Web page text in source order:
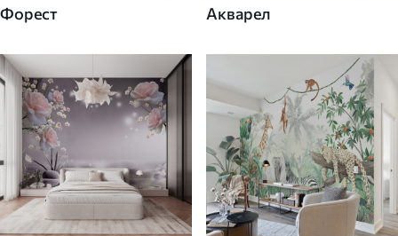
Форест Акварел